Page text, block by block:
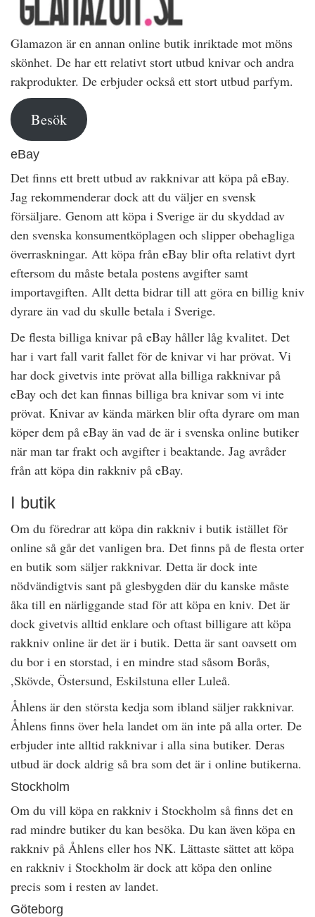
Glamazon är en annan online butik inriktade mot möns
skönhet. De har ett relativt stort utbud knivar och andra
rakprodukter. De erbjuder också ett stort utbud parfym.
Besök
eBay
Det finns ett brett utbud av rakknivar att köpa på eBay.
Jag rekommenderar dock att du väljer en svensk
försäljare. Genom att köpa i Sverige är du skyddad av
den svenska konsumentköplagen och slipper obehagliga
överraskningar. Att köpa från eBay blir ofta relativt dyrt
eftersom du måste betala postens avgifter samt
importavgiften. Allt detta bidrar till att göra en billig kniv
dyrare än vad du skulle betala i Sverige.
De flesta billiga knivar på eBay håller låg kvalitet. Det
har i vart fall varit fallet för de knivar vi har prövat. Vi
har dock givetvis inte prövat alla billiga rakknivar på
eBay och det kan finnas billiga bra knivar som vi inte
prövat. Knivar av kända märken blir ofta dyrare om man
köper dem på eBay än vad de är i svenska online butiker
när man tar frakt och avgifter i beaktande. Jag avråder
från att köpa din rakkniv på eBay.
I butik
Om du föredrar att köpa din rakkniv i butik istället för
online så går det vanligen bra. Det finns på de flesta orter
en butik som säljer rakknivar. Detta är dock inte
nödvändigtvis sant på glesbygden där du kanske måste
åka till en närliggande stad för att köpa en kniv. Det är
dock givetvis alltid enklare och oftast billigare att köpa
rakkniv online är det är i butik. Detta är sant oavsett om
du bor i en storstad, i en mindre stad såsom Borås,
,Skövde, Östersund, Eskilstuna eller Luleå.
Åhlens är den största kedja som ibland säljer rakknivar.
Åhlens finns över hela landet om än inte på alla orter. De
erbjuder inte alltid rakknivar i alla sina butiker. Deras
utbud är dock aldrig så bra som det är i online butikerna.
Stockholm
Om du vill köpa en rakkniv i Stockholm så finns det en
rad mindre butiker du kan besöka. Du kan även köpa en
rakkniv på Åhlens eller hos NK. Lättaste sättet att köpa
en rakkniv i Stockholm är dock att köpa den online
precis som i resten av landet.
Göteborg